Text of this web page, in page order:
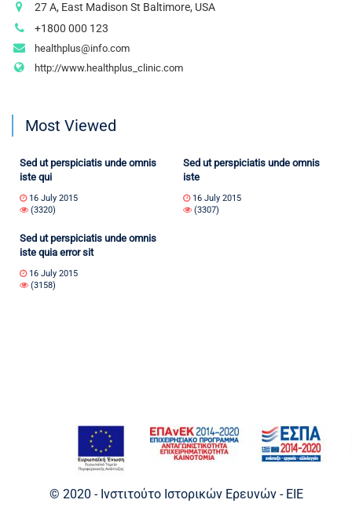
27 A, East Madison St Baltimore, USA
+1800 000 123
healthplus@info.com
http://www.healthplus_clinic.com
Most Viewed
Sed ut perspiciatis unde omnis
iste qui
16 July 2015
(3320)
Sed ut perspiciatis unde omnis
iste
16 July 2015
(3307)
Sed ut perspiciatis unde omnis
iste quia error sit
16 July 2015
(3158)
© 2020 - Ινστιτούτο Ιστορικών Ερευνών - EIE